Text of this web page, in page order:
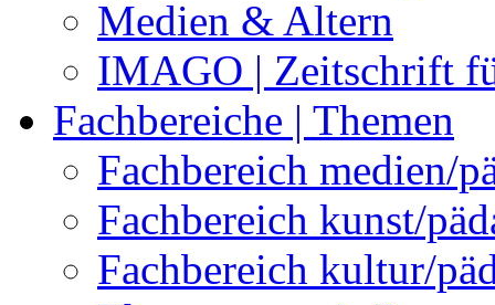
Medien & Altern
IMAGO | Zeitschrift
Fachbereiche | Themen
Fachbereich medien/
Fachbereich kunst/
Fachbereich kultur/